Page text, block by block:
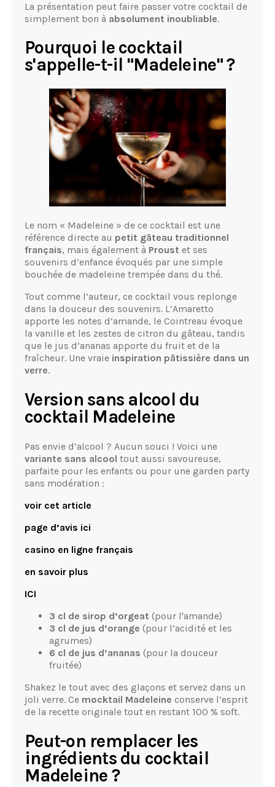
La présentation peut faire passer votre cocktail de
simplement bon à absolument inoubliable.
Pourquoi le cocktail
s'appelle-t-il "Madeleine" ?
Le nom « Madeleine » de ce cocktail est une
référence directe au petit gâteau traditionnel
français, mais également à Proust et ses
souvenirs d’enfance évoqués par une simple
bouchée de madeleine trempée dans du thé.
Tout comme l’auteur, ce cocktail vous replonge
dans la douceur des souvenirs. L’Amaretto
apporte les notes d’amande, le Cointreau évoque
la vanille et les zestes de citron du gâteau, tandis
que le jus d’ananas apporte du fruit et de la
fraîcheur. Une vraie inspiration pâtissière dans un
verre.
Version sans alcool du
cocktail Madeleine
Pas envie d’alcool ? Aucun souci ! Voici une
variante sans alcool tout aussi savoureuse,
parfaite pour les enfants ou pour une garden party
sans modération :
voir cet article
page d’avis ici
casino en ligne français
en savoir plus
ICI
3 cl de sirop d’orgeat (pour l'amande)
3 cl de jus d’orange (pour l’acidité et les
agrumes)
6 cl de jus d’ananas (pour la douceur
fruitée)
Shakez le tout avec des glaçons et servez dans un
joli verre. Ce mocktail Madeleine conserve l’esprit
de la recette originale tout en restant 100 % soft.
Peut-on remplacer les
ingrédients du cocktail
Madeleine ?